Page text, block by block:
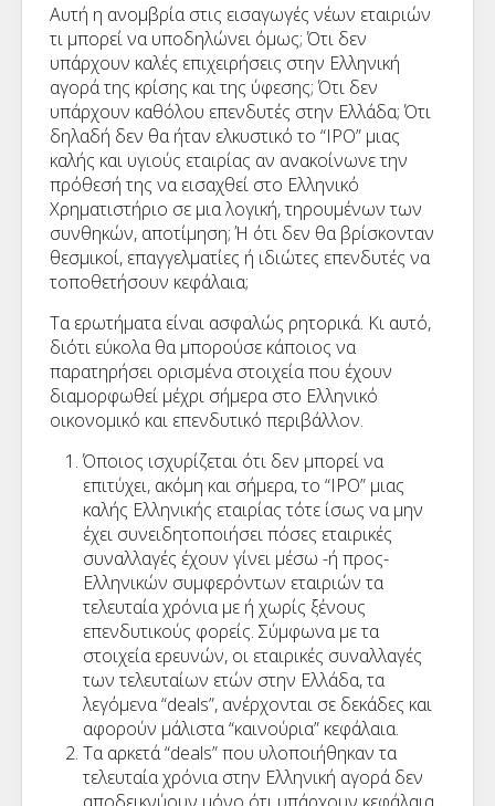
Αυτή η ανομβρία στις εισαγωγές νέων εταιριών
τι μπορεί να υποδηλώνει όμως; Ότι δεν
υπάρχουν καλές επιχειρήσεις στην Ελληνική
αγορά της κρίσης και της ύφεσης; Ότι δεν
υπάρχουν καθόλου επενδυτές στην Ελλάδα; Ότι
δηλαδή δεν θα ήταν ελκυστικό το “IPO” μιας
καλής και υγιούς εταιρίας αν ανακοίνωνε την
πρόθεσή της να εισαχθεί στο Ελληνικό
Χρηματιστήριο σε μια λογική, τηρουμένων των
συνθηκών, αποτίμηση; Ή ότι δεν θα βρίσκονταν
θεσμικοί, επαγγελματίες ή ιδιώτες επενδυτές να
τοποθετήσουν κεφάλαια;
Τα ερωτήματα είναι ασφαλώς ρητορικά. Κι αυτό,
διότι εύκολα θα μπορούσε κάποιος να
παρατηρήσει ορισμένα στοιχεία που έχουν
διαμορφωθεί μέχρι σήμερα στο Ελληνικό
οικονομικό και επενδυτικό περιβάλλον.
Όποιος ισχυρίζεται ότι δεν μπορεί να
επιτύχει, ακόμη και σήμερα, το “IPO” μιας
καλής Ελληνικής εταιρίας τότε ίσως να μην
έχει συνειδητοποιήσει πόσες εταιρικές
συναλλαγές έχουν γίνει μέσω -ή προς-
Ελληνικών συμφερόντων εταιριών τα
τελευταία χρόνια με ή χωρίς ξένους
επενδυτικούς φορείς. Σύμφωνα με τα
στοιχεία ερευνών, οι εταιρικές συναλλαγές
των τελευταίων ετών στην Ελλάδα, τα
λεγόμενα “deals”, ανέρχονται σε δεκάδες και
αφορούν μάλιστα “καινούρια” κεφάλαια.
Τα αρκετά “deals” που υλοποιήθηκαν τα
τελευταία χρόνια στην Ελληνική αγορά δεν